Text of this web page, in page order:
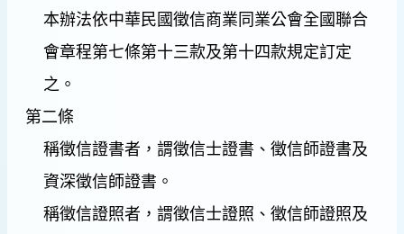
本辦法依中華民國徵信商業同業公會全國聯合
會章程第七條第十三款及第十四款規定訂定
之。
第二條
稱徵信證書者，謂徵信士證書、徵信師證書及
資深徵信師證書。
稱徵信證照者，謂徵信士證照、徵信師證照及